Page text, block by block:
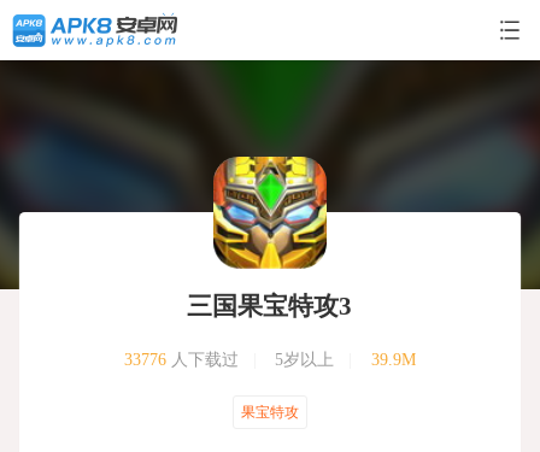
三国果宝特攻3
33776 人下载过 5岁以上 39.9M
果宝特攻